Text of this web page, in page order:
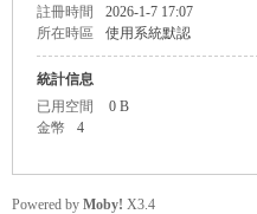
註冊時間
2026-1-7 17:07
所在時區
使用系統默認
統計信息
已用空間
0 B
金幣
4
Powered by Moby! X3.4